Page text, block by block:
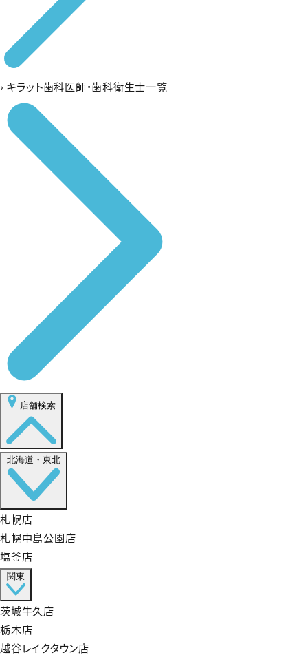
› キラット歯科医師・歯科衛生士一覧
店舗検索
北海道・東北
札幌店
札幌中島公園店
塩釜店
関東
茨城牛久店
栃木店
越谷レイクタウン店